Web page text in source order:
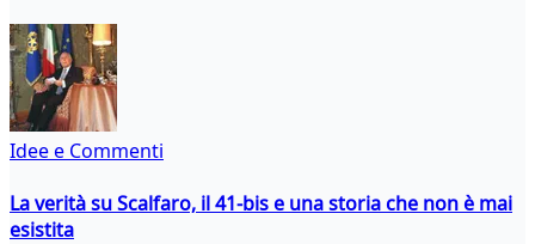
Idee e Commenti
La verità su Scalfaro, il 41-bis e una storia che non è mai
esistita